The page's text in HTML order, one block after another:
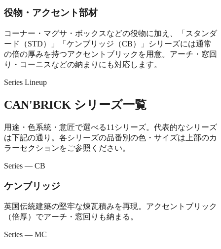
役物・アクセント部材
コーナー・マグサ・ボックスなどの役物に加え、「スタンダ
ード（STD）」「ケンブリッジ（CB）」シリーズには通常
の倍の厚みを持つアクセントブリックを用意。アーチ・窓回
り・コーニスなどの納まりにも対応します。
Series Lineup
CAN'BRICK シリーズ一覧
用途・色系統・意匠で選べる11シリーズ。代表的なシリーズ
は下記の通り。各シリーズの品番別の色・サイズは上部のカ
ラーセクションをご参照ください。
Series — CB
ケンブリッジ
英国伝統建築の堅牢な煉瓦積みを再現。アクセントブリック
（倍厚）でアーチ・窓回りも納まる。
Series — MC